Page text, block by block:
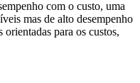
com o custo, uma
mas de alto desempenho
para os custos,